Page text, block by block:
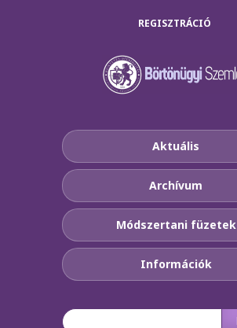
Aktuális
Archívum
Módszertani füzetek
Információk
REGISZTRÁCIÓ